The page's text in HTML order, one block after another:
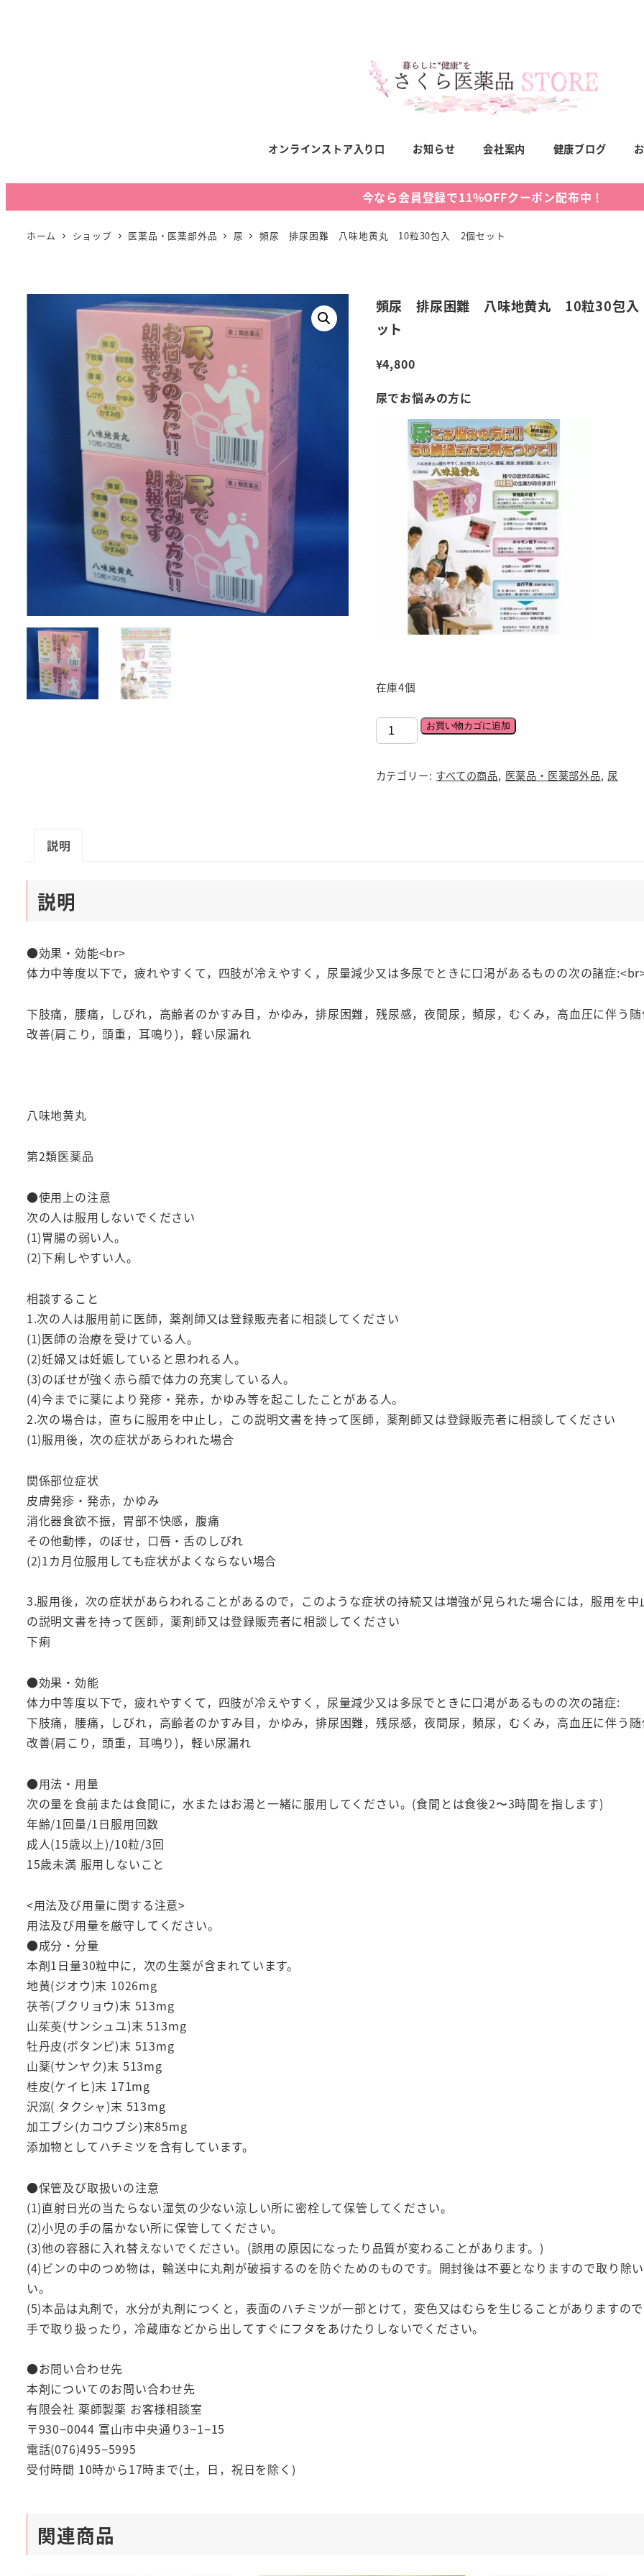
オンラインストア入り口 お知らせ 会社案内 健康ブログ
今なら会員登録で11%OFFクーポン配布中！
ホーム ショップ 医薬品・医薬部外品 尿 頻尿 排尿困難 八味地黄丸 10粒30包入 2個セット
頻尿 排尿困難 八味地黄丸 10粒30包
ット
¥4,800
尿でお悩みの方に
在庫4個
尿
排
粒
包
お買い物カゴに追加
カテゴリー: すべての商品, 医薬品・医薬部外品, 尿
説明
説明
●効果・効能<br>
体力中等度以下で，疲れやすくて，四肢が冷えやすく，尿量減少又は多尿でときに口渇があるものの次の諸症
下肢痛，腰痛，しびれ，高齢者のかすみ目，かゆみ，排尿困難，残尿感，夜間尿，頻尿，むくみ，高血圧に伴う
改善(肩こり，頭重，耳鳴り)，軽い尿漏れ
八味地黄丸
第2類医薬品
●使用上の注意
次の人は服用しないでください
(1)胃腸の弱い人。
(2)下痢しやすい人。
相談すること
1.次の人は服用前に医師，薬剤師又は登録販売者に相談してください
(1)医師の治療を受けている人。
(2)妊婦又は妊娠していると思われる人。
(3)のぼせが強く赤ら顔で体力の充実している人。
(4)今までに薬により発疹・発赤，かゆみ等を起こしたことがある人。
2.次の場合は，直ちに服用を中止し，この説明文書を持って医師，薬剤師又は登録販売者に相談してください
(1)服用後，次の症状があらわれた場合
関係部位症状
皮膚発疹・発赤，かゆみ
消化器食欲不振，胃部不快感，腹痛
その他動悸，のぼせ，口唇・舌のしびれ
(2)1カ月位服用しても症状がよくならない場合
3.服用後，次の症状があらわれることがあるので，このような症状の持続又は増強が見られた場合には，服用を中
の説明文書を持って医師，薬剤師又は登録販売者に相談してください
下痢
●効果・効能
体力中等度以下で，疲れやすくて，四肢が冷えやすく，尿量減少又は多尿でときに口渇があるものの次の諸症:
下肢痛，腰痛，しびれ，高齢者のかすみ目，かゆみ，排尿困難，残尿感，夜間尿，頻尿，むくみ，高血圧に伴う
改善(肩こり，頭重，耳鳴り)，軽い尿漏れ
●用法・用量
次の量を食前または食間に，水またはお湯と一緒に服用してください。(食間とは食後2〜3時間を指します)
年齢/1回量/1日服用回数
成人(15歳以上)/10粒/3回
15歳未満 服用しないこと
<用法及び用量に関する注意>
用法及び用量を厳守してください。
●成分・分量
本剤1日量30粒中に，次の生薬が含まれています。
地黄(ジオウ)末 1026mg
茯苓(ブクリョウ)末 513mg
山茱萸(サンシュユ)末 513mg
牡丹皮(ボタンピ)末 513mg
山薬(サンヤク)末 513mg
桂皮(ケイヒ)末 171mg
沢瀉( タクシャ)末 513mg
加工ブシ(カコウブシ)末85mg
添加物としてハチミツを含有しています。
●保管及び取扱いの注意
(1)直射日光の当たらない湿気の少ない涼しい所に密栓して保管してください。
(2)小児の手の届かない所に保管してください。
(3)他の容器に入れ替えないでください。(誤用の原因になったり品質が変わることがあります。)
(4)ビンの中のつめ物は，輸送中に丸剤が破損するのを防ぐためのものです。開封後は不要となりますので取り除
い。
(5)本品は丸剤で，水分が丸剤につくと，表面のハチミツが一部とけて，変色又はむらを生じることがありますの
手で取り扱ったり，冷蔵庫などから出してすぐにフタをあけたりしないでください。
●お問い合わせ先
本剤についてのお問い合わせ先
有限会社 薬師製薬 お客様相談室
〒930−0044 富山市中央通り3−1−15
電話(076)495−5995
受付時間 10時から17時まで(土，日，祝日を除く)
関連商品